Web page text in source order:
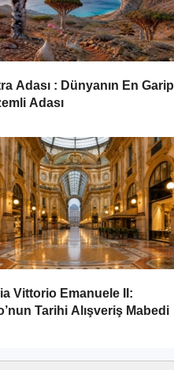
Adası : Dünyanın En Garip
Adası
Vittorio Emanuele II:
Tarihi Alışveriş Mabedi